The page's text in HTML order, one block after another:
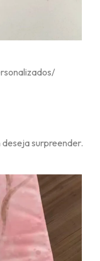
surpreender.